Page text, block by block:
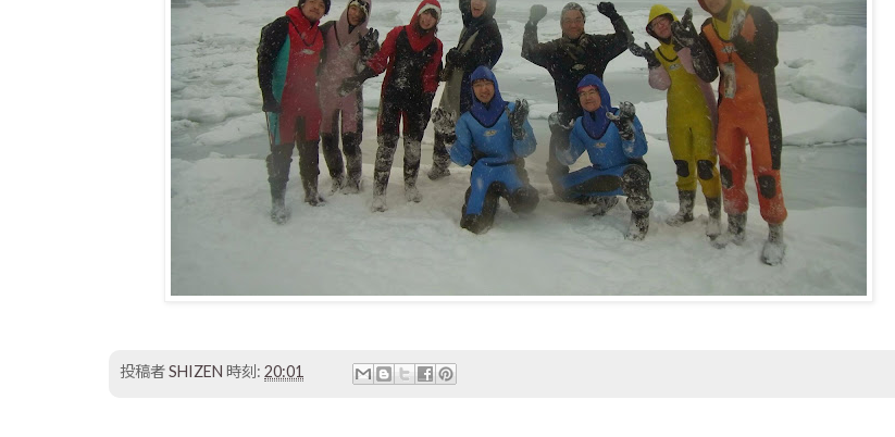
投稿者SHIZEN 時刻: 20:01